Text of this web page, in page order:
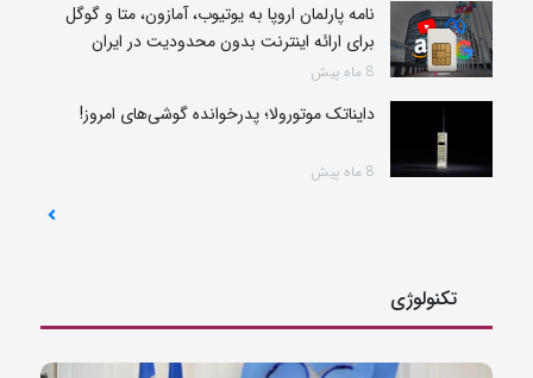
نامه پارلمان اروپا به یوتیوب، آمازون‌، متا و گوگل
برای ارائه اینترنت بدون محدودیت در ایران
8 ماه پیش
دایناتک موتورولا؛ پدرخوانده‌ گوشی‌های امروز!
8 ماه پیش
تکنولوژی